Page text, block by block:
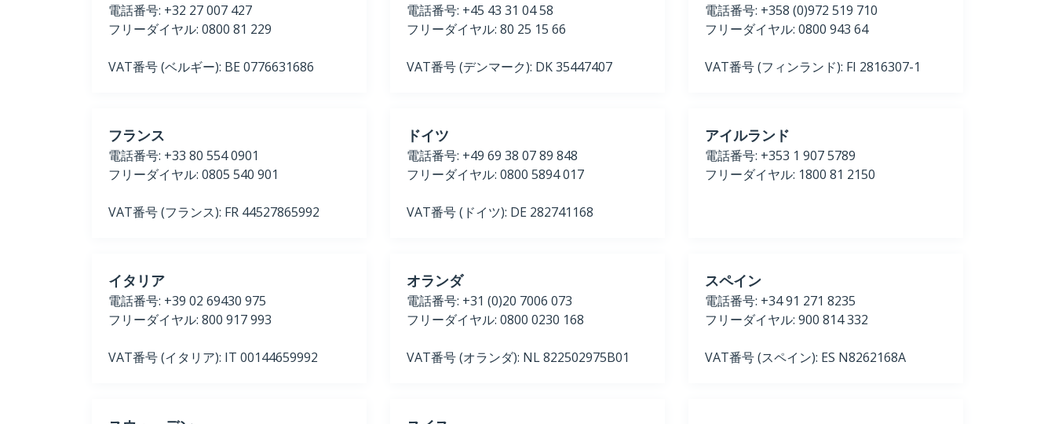
電話番号: +32 27 007 427
フリーダイヤル: 0800 81 229
VAT番号 (ベルギー): BE 0776631686
電話番号: +45 43 31 04 58
フリーダイヤル: 80 25 15 66
VAT番号 (デンマーク): DK 35447407
電話番号: +358 (0)972 519 710
フリーダイヤル: 0800 943 64
VAT番号 (フィンランド): FI 2816307-1
フランス
電話番号: +33 80 554 0901
フリーダイヤル: 0805 540 901
VAT番号 (フランス): FR 44527865992
ドイツ
電話番号: +49 69 38 07 89 848
フリーダイヤル: 0800 5894 017
VAT番号 (ドイツ): DE 282741168
アイルランド
電話番号: +353 1 907 5789
フリーダイヤル: 1800 81 2150
イタリア
電話番号: +39 02 69430 975
フリーダイヤル: 800 917 993
VAT番号 (イタリア): IT 00144659992
オランダ
電話番号: +31 (0)20 7006 073
フリーダイヤル: 0800 0230 168
VAT番号 (オランダ): NL 822502975B01
スペイン
電話番号: +34 91 271 8235
フリーダイヤル: 900 814 332
VAT番号 (スペイン): ES N8262168A